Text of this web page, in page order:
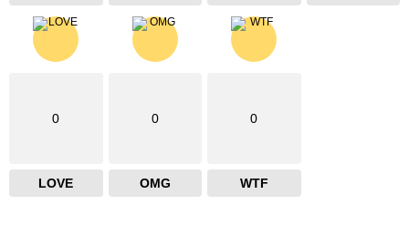
0
LOVE
0
OMG
0
WTF